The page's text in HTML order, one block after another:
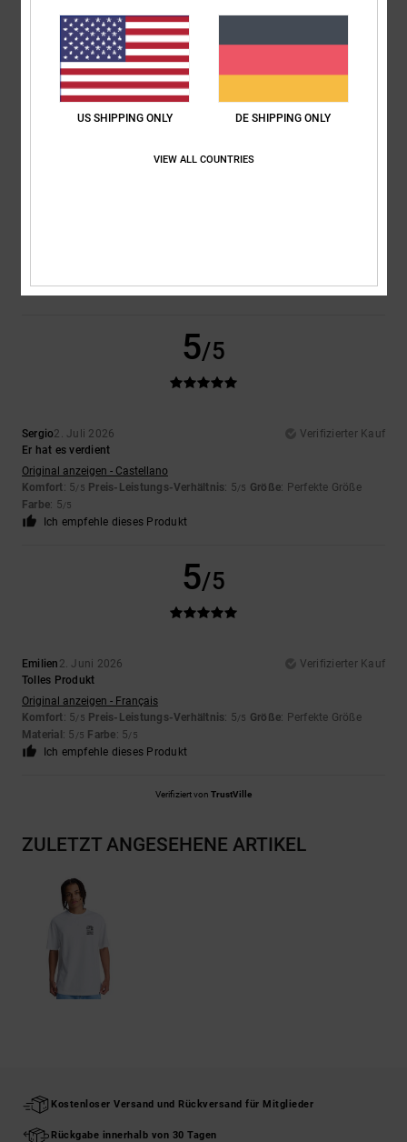
basierend auf2 verifizierten Bewertungen
100% unserer Kunden empfehlen dieses Produkt
Komfort
5.0
5.0
5/5
Sergio2. Juli 2026
Verifizierter Kauf
Er hat es verdient
Original anzeigen - Castellano
Komfort: 5/5 Preis-Leistungs-Verhältnis: 5/5 Größe: Perfekte Größe
Farbe: 5/5
Ich empfehle dieses Produkt
5/5
Emilien 2. Juni 2026
Verifizierter Kauf
Tolles Produkt
Original anzeigen - Français
Komfort: 5/5 Preis-Leistungs-Verhältnis: 5/5 Größe: Perfekte Größe
Material : 5 /5 Farbe: 5/5
Ich empfehle dieses Produkt
Verifiziert von TrustVille
ZULETZT ANGESEHENE ARTIKEL
Kostenloser Versand und Rückversand für Mitglieder
Rückgabe innerhalb von 30 Tagen
US SHIPPING ONLY DE SHIPPING ONLY
VIEW ALL COUNTRIES